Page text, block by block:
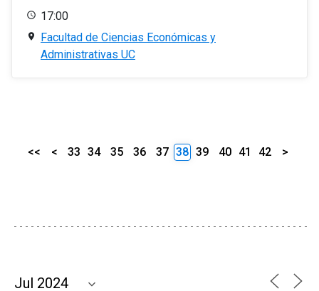
17:00
Facultad de Ciencias Económicas y
Administrativas UC
<< < 33 34 35 36 37 38 39 40 41 42 >